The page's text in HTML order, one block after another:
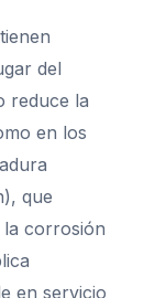
del
reduce la
en los
que
corrosión
en servicio